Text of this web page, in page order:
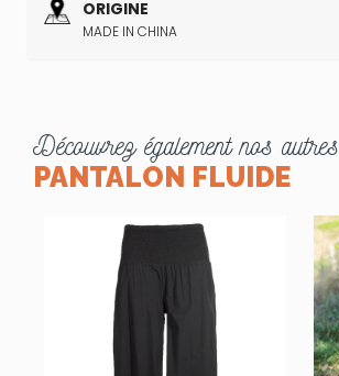
ORIGINE
MADE IN CHINA
Découvrez également nos autres
PANTALON FLUIDE